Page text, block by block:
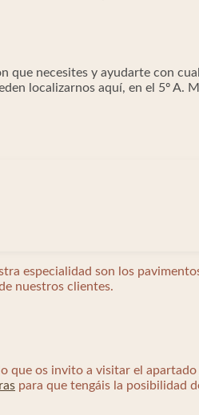
que necesites y ayudarte con
localizarnos aquí, en el 5º A.
especialidad son los
nuestros clientes.
que os invito a visitar el apartado
para que tengáis la posibilidad